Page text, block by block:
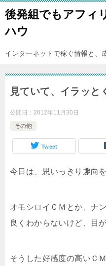
後発組でもアフィ
ハウ
インターネットで稼ぐ情報と、
見ていて、イラッと
公開日： 2012年11月30日
その他
Tweet
今日は、思いっきり趣向
オモシロイＣＭとか、ナ
良くわからないけど、目
そうした好感度の高いＣ